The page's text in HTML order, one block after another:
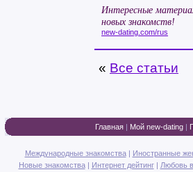
Интересные
новых знакомств!
new-dating.com/rus
« Все статьи
Главная | Мой new-dating |
Международные знакомства| Иностранные
Новые знакомства| Интернет дейтинг| Любовь